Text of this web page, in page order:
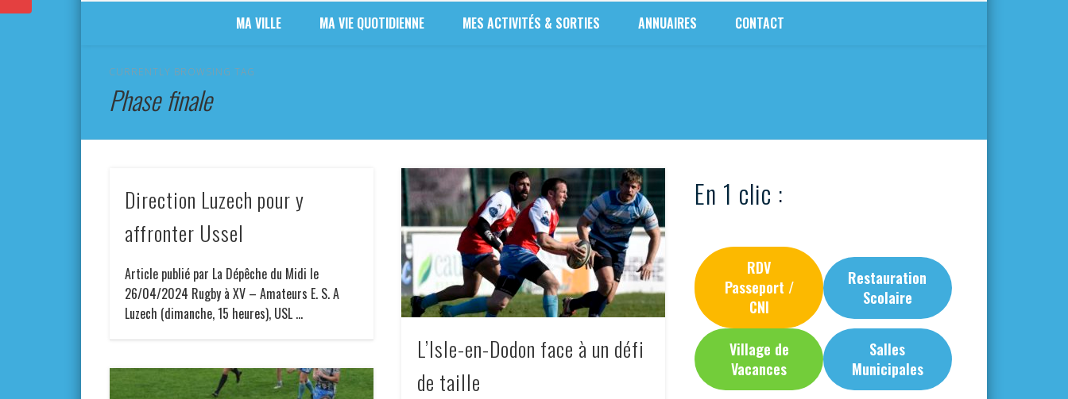
MA VILLE MA VIE QUOTIDIENNE MES ACTIVITÉS & SORTIES ANNUAIRES CONTACT
CURRENTLY BROWSING TAG
Phase finale
Direction Luzech pour y
affronter Ussel
Article publié par La Dépêche du Midi le
26/04/2024 Rugby à XV – Amateurs E. S. A
Luzech (dimanche, 15 heures), USL …
L’Isle-en-Dodon face à un défi
de taille
En 1 clic :
RDV
Passeport /
CNI
Restauration
Scolaire
Village de
Vacances
Salles
Municipales